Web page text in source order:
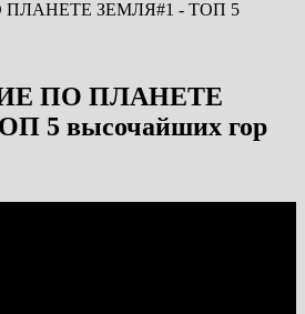
ПО ПЛАНЕТЕ
5 высочайших гор